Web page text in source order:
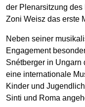
der Plenarsitzung
Zoni Weisz das erste
Neben seiner
Engagement
Snétberger in Ungarn
eine internationale
Kinder und
Sinti und Roma